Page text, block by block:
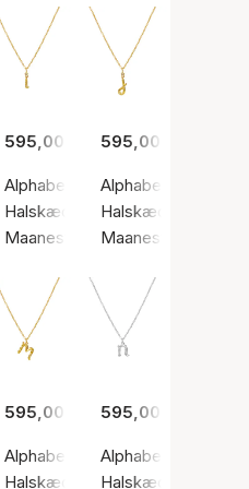
sølv sterling 925
H
farve / Sølv sterling 925
595,00 kr.
Alphabet Necklace I
Halskæde, Guld farve / Forgyldt
Maanesten
595,00 kr.
Alphabet Necklace
Halskæde, Guld
Maanesten
sterling 925
L
farve / Forgyldt sølv sterling
595,00 kr.
Alphabet Necklace M
Halskæde, Guld farve / Forgyldt
595,00 kr.
Alphabet Necklace
Halskæde, Sølv